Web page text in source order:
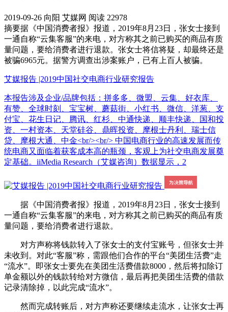
2019-09-26 向阳 艾媒网 阅读 22978
摘要据《中国消费者报》报道，2019年8月23日，张女士接到
一通自称“云集客服”的来电，对方称其之前已购买的商品有质
量问题，要给消费者进行退款。张女士将信将疑，却最终还是
被骗6965元。据警方调查出涉案账户，已有上百人被骗。
艾媒报告 |2019中国社交电商行业研究报告
本报告涉及企业/品牌包括：拼多多、微盟、云集、好衣库、
有赞、全球时刻、宝宝树、蘑菇街、小红书、微信、洋葱、支
付宝、花生日记、腾讯、红杉、中通快递、顺丰快递、国和投
资、一村资本、天堂硅谷、鼎晖投资、摩根士丹利、瑞士信
贷、摩根大通、中金<br/><br/> 中国电商行业的高速发展而传
统电商又面临着获客成本高的瓶颈，客观上为社交电商发展奠
定基础。iiMedia Research（艾媒咨询）数据显示，2
据《中国消费者报》报道，2019年8月23日，张女士接到
一通自称“云集客服”的来电，对方称其之前已购买的商品有质
量问题，要给消费者进行退款。
对方声称将钱款转入了张女士的支付宝账号，但张女士并
未收到。对此“客服”称，需跟他们合作的平台“美团生活费”走
“流水”。即张女士要先在美团生活费借款8000，然后将扣除订
单金额以外的钱款转给对方微信，最后再把美团生活费的借款
记录清除掉，以此完成“流水”。
然而完成转账后，对方声称还要继续走流水，让张女士再